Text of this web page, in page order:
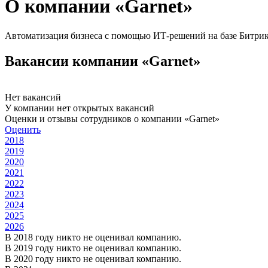
О компании «Garnet»
Автоматизация бизнеса с помощью ИТ-решений на базе
Вакансии компании «Garnet»
Нет вакансий
У компании нет открытых вакансий
Оценки и отзывы сотрудников о компании «Garnet»
Оценить
2018
2019
2020
2021
2022
2023
2024
2025
2026
В 2018 году никто не оценивал компанию.
В 2019 году никто не оценивал компанию.
В 2020 году никто не оценивал компанию.